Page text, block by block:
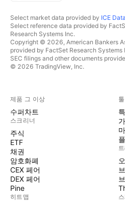
Select market data provided by ICE
Select reference data provided by
Research Systems Inc.
Copyright © 2026, American Bankers
provided by FactSet Research Systems
SEC filings and other documents
© 2026 TradingView, Inc.
제품 그 이상
수퍼차트
스크리너
주식
ETF
채권
암호화폐
CEX 페어
DEX 페어
Pine
히트맵